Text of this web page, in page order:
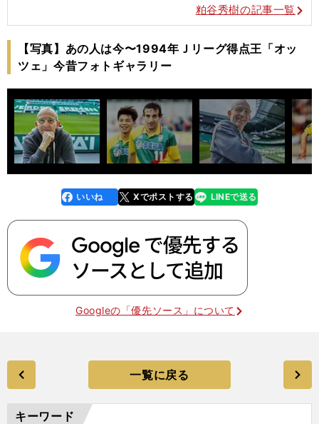
粕谷秀樹の記事一覧
【写真】あの人は今〜1994年Ｊリーグ得点王「オッ
ツェ」今昔フォトギャラリー
faceboo
k
いいね Xでポストする
line LINEで送る
Googleの「優先ソース」について
一覧に戻る
キーワード